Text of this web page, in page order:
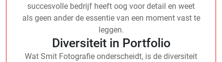
succesvolle bedrijf heeft oog voor detail en weet
als geen ander de essentie van een moment vast te
leggen.
Diversiteit in Portfolio
Wat Smit Fotografie onderscheidt, is de diversiteit